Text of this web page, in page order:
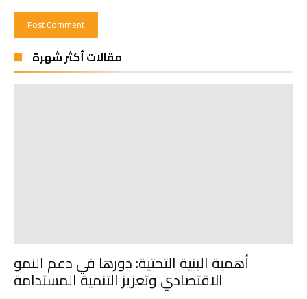
مقالات أكثر شهرة
أهمية البنية التحتية: دورها في دعم النمو
الاقتصادي وتعزيز التنمية المستدامة